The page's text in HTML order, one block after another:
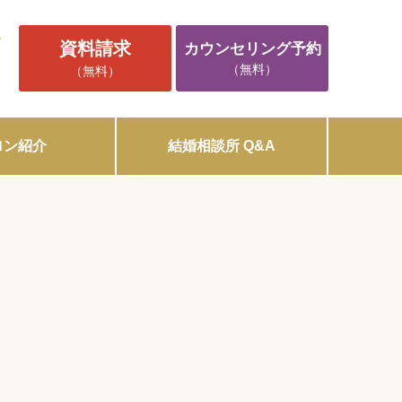
資料請求
（無料）
カウンセリング予約
（無料）
ン紹介 結婚相談所 Q&A